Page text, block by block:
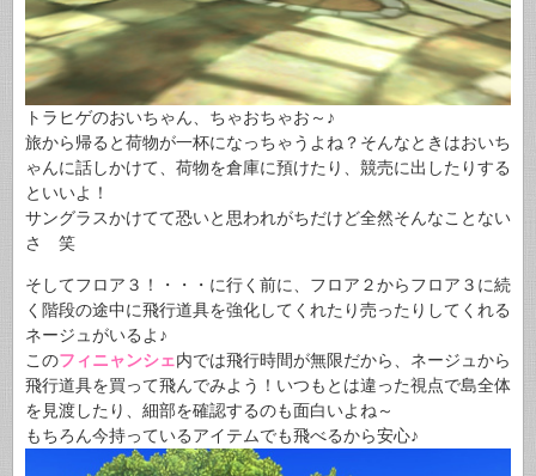
トラヒゲのおいちゃん、ちゃおちゃお～♪
旅から帰ると荷物が一杯になっちゃうよね？そんなときはおいち
ゃんに話しかけて、荷物を倉庫に預けたり、競売に出したりする
といいよ！
サングラスかけてて恐いと思われがちだけど全然そんなことない
さ 笑
そしてフロア３！・・・に行く前に、フロア２からフロア３に続
く階段の途中に飛行道具を強化してくれたり売ったりしてくれる
ネージュがいるよ♪
このフィニャンシェ内では飛行時間が無限だから、ネージュから
飛行道具を買って飛んでみよう！いつもとは違った視点で島全体
を見渡したり、細部を確認するのも面白いよね～
もちろん今持っているアイテムでも飛べるから安心♪